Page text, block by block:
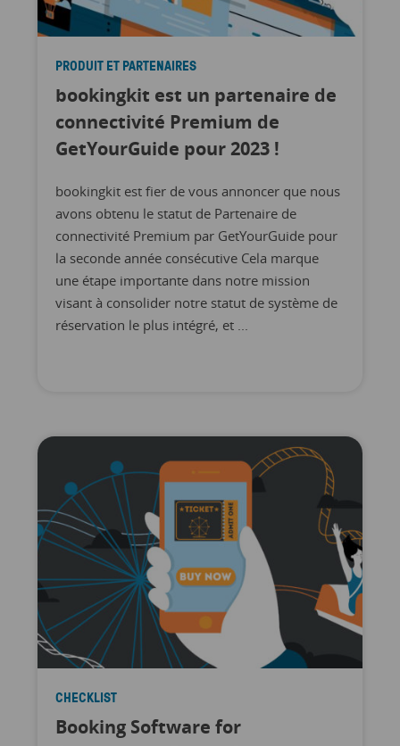
PRODUIT ET PARTENAIRES
bookingkit est un partenaire de
connectivité Premium de
GetYourGuide pour 2023 !
bookingkit est fier de vous annoncer que nous
avons obtenu le statut de Partenaire de
connectivité Premium par GetYourGuide pour
la seconde année consécutive Cela marque
une étape importante dans notre mission
visant à consolider notre statut de système de
réservation le plus intégré, et ...
CHECKLIST
Booking Software for